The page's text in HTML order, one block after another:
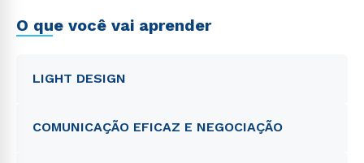
O que você vai aprender
LIGHT DESIGN
COMUNICAÇÃO EFICAZ E NEGOCIAÇÃO